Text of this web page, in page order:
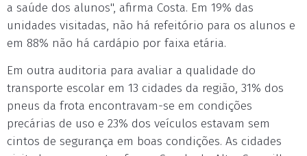
a saúde dos alunos", afirma Costa. Em 19% das
unidades visitadas, não há refeitório para os alunos e
em 88% não há cardápio por faixa etária.
Em outra auditoria para avaliar a qualidade do
transporte escolar em 13 cidades da região, 31% dos
pneus da frota encontravam-se em condições
precárias de uso e 23% dos veículos estavam sem
cintos de segurança em boas condições. As cidades